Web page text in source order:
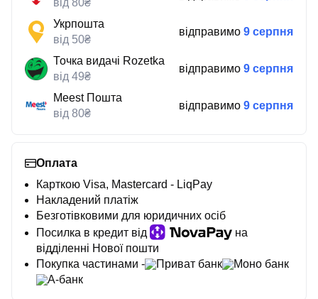
від 80₴
Укрпошта
від 50₴
відправимо 9 серпня
Точка видачі Rozetka
від 49₴
відправимо 9 серпня
Meest Пошта
від 80₴
відправимо 9 серпня
Оплата
Карткою Visa, Mastercard - LiqPay
Накладений платіж
Безготівковими для юридичних осіб
Посилка в кредит від
на
відділенні Нової пошти
Покупка частинами -
Приват банк
Моно банк
А-банк